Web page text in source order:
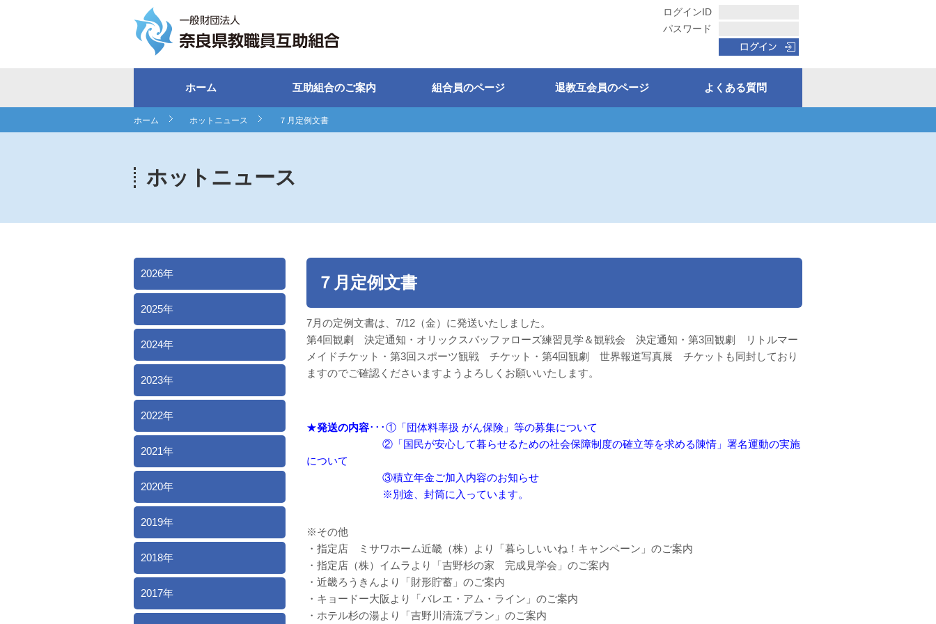
ログインID
パスワード
ホーム 互助組合のご案内 組合員のページ 退教互会員のページ よくある質問
ホーム ホットニュース ７月定例文書
ホットニュース
2026年
2025年
2024年
2023年
2022年
2021年
2020年
2019年
2018年
2017年
７月定例文書
7月の定例文書は、7/12（金）に発送いたしました。
第4回観劇 決定通知・オリックスバッファローズ練習見学＆観戦会 決定通知・第3回観劇 リトルマー
メイドチケット・第3回スポーツ観戦 チケット・第4回観劇 世界報道写真展 チケットも同封しており
ますのでご確認くださいますようよろしくお願いいたします。
★発送の内容･･･①「団体料率扱 がん保険」等の募集について
②「国民が安心して暮らせるための社会保障制度の確立等を求める陳情」署名運動の実施
について
③積立年金ご加入内容のお知らせ
※別途、封筒に入っています。
※その他
・指定店 ミサワホーム近畿（株）より「暮らしいいね！キャンペーン」のご案内
・指定店（株）イムラより「吉野杉の家 完成見学会」のご案内
・近畿ろうきんより「財形貯蓄」のご案内
・キョードー大阪より「バレエ・アム・ライン」のご案内
・ホテル杉の湯より「吉野川清流プラン」のご案内